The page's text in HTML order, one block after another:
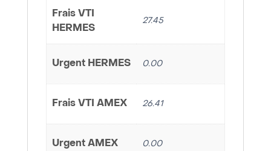
Frais VTI
HERMES
27.45
Urgent HERMES 0.00
Frais VTI AMEX 26.41
Urgent AMEX 0.00